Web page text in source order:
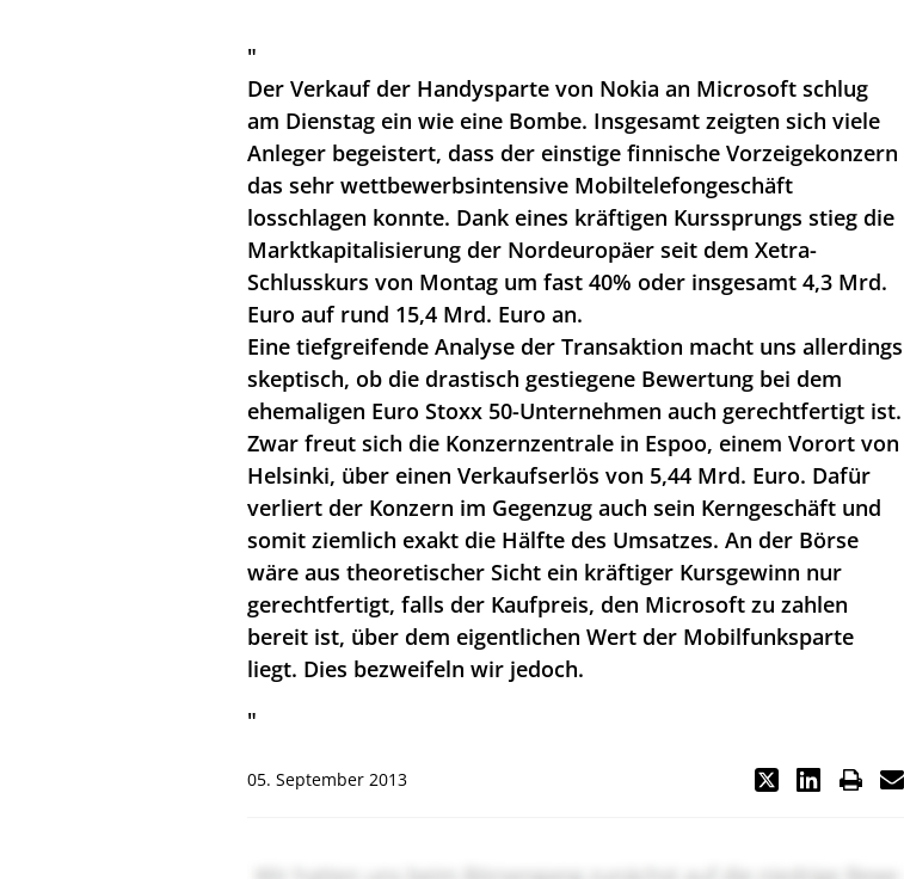
"
Der Verkauf der Handysparte von Nokia an Microsoft schlug
am Dienstag ein wie eine Bombe. Insgesamt zeigten sich viele
Anleger begeistert, dass der einstige finnische Vorzeigekonzern
das sehr wettbewerbsintensive Mobiltelefongeschäft
losschlagen konnte. Dank eines kräftigen Kurssprungs stieg die
Marktkapitalisierung der Nordeuropäer seit dem Xetra-
Schlusskurs von Montag um fast 40% oder insgesamt 4,3 Mrd.
Euro auf rund 15,4 Mrd. Euro an.
Eine tiefgreifende Analyse der Transaktion macht uns allerdings
skeptisch, ob die drastisch gestiegene Bewertung bei dem
ehemaligen Euro Stoxx 50-Unternehmen auch gerechtfertigt ist.
Zwar freut sich die Konzernzentrale in Espoo, einem Vorort von
Helsinki, über einen Verkaufserlös von 5,44 Mrd. Euro. Dafür
verliert der Konzern im Gegenzug auch sein Kerngeschäft und
somit ziemlich exakt die Hälfte des Umsatzes. An der Börse
wäre aus theoretischer Sicht ein kräftiger Kursgewinn nur
gerechtfertigt, falls der Kaufpreis, den Microsoft zu zahlen
bereit ist, über dem eigentlichen Wert der Mobilfunksparte
liegt. Dies bezweifeln wir jedoch.
"
05. September 2013